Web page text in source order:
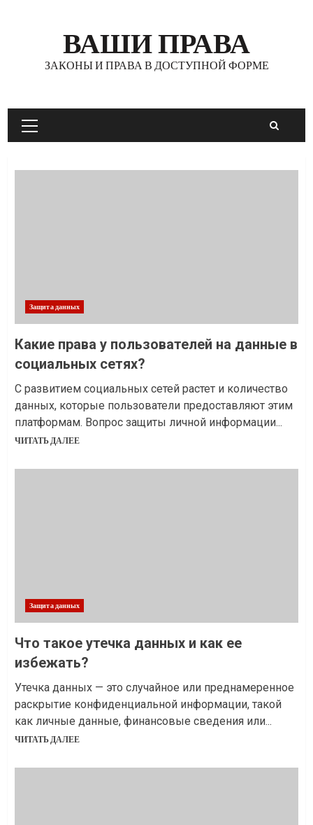
содержимомуВАШИ ПРАВА
ЗАКОНЫ И ПРАВА В ДОСТУПНОЙ ФОРМЕ
Основное
меню
Защита данных
Какие права у пользователей на данные в
социальных сетях?
С развитием социальных сетей растет и количество
данных, которые пользователи предоставляют этим
платформам. Вопрос защиты личной информации...
ЧИТАТЬ ДАЛЕЕ
Защита данных
Что такое утечка данных и как ее
избежать?
Утечка данных — это случайное или преднамеренное
раскрытие конфиденциальной информации, такой
как личные данные, финансовые сведения или...
ЧИТАТЬ ДАЛЕЕ